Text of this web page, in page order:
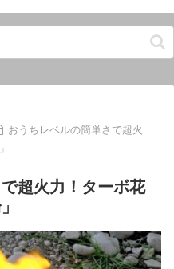
おうちレベルの簡単さで超火
超火力！ターボ花